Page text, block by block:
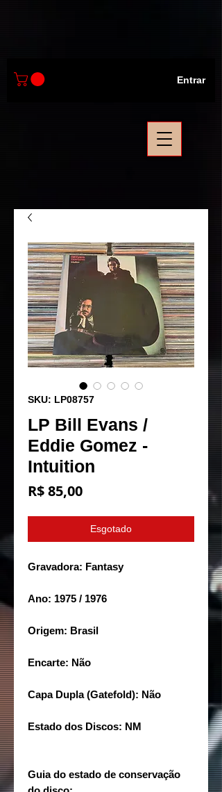
Entrar
SKU: LP08757
LP Bill Evans /
Eddie Gomez -
Intuition
R$ 85,00Preço
Esgotado
Gravadora: Fantasy
Ano: 1975 / 1976
Origem: Brasil
Encarte: Não
Capa Dupla (Gatefold): Não
Estado dos Discos: NM
Guia do estado de conservação